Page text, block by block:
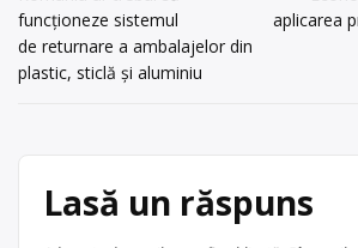
în
articole
funcționeze sistemul
de returnare a ambalajelor din
plastic, sticlă și aluminiu
aplicarea
Lasă un răspuns